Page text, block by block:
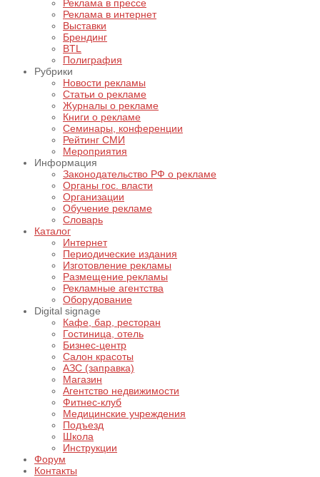
Реклама в прессе
Реклама в интернет
Выставки
Брендинг
BTL
Полиграфия
Рубрики
Новости рекламы
Статьи о рекламе
Журналы о рекламе
Книги о рекламе
Семинары, конференции
Рейтинг СМИ
Мероприятия
Информация
Законодательство РФ о рекламе
Органы гос. власти
Организации
Обучение рекламе
Словарь
Каталог
Интернет
Периодические издания
Изготовление рекламы
Размещение рекламы
Рекламные агентства
Оборудование
Digital signage
Кафе, бар, ресторан
Гостиница, отель
Бизнес-центр
Салон красоты
АЗС (заправка)
Магазин
Агентство недвижимости
Фитнес-клуб
Медицинские учреждения
Подъезд
Школа
Инструкции
Форум
Контакты